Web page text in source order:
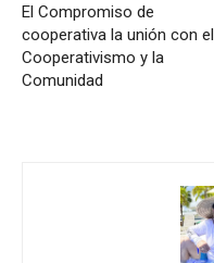
El Compromiso de
cooperativa la unión con el
Cooperativismo y la
Comunidad